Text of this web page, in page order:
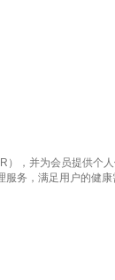
，并为会员提供个
务，满足用户的健康